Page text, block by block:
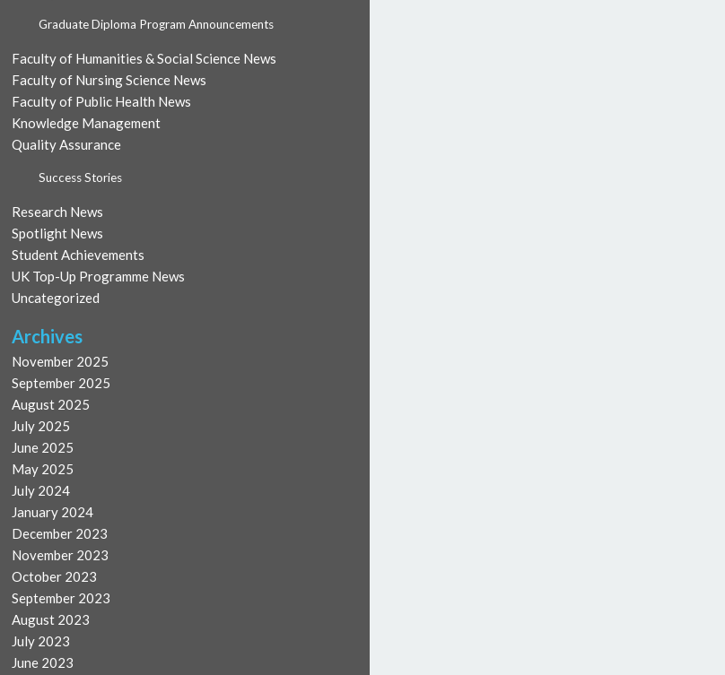
Graduate Diploma Program Announcements
Faculty of Humanities & Social Science News
Faculty of Nursing Science News
Faculty of Public Health News
Knowledge Management
Quality Assurance
Success Stories
Research News
Spotlight News
Student Achievements
UK Top-Up Programme News
Uncategorized
Archives
November 2025
September 2025
August 2025
July 2025
June 2025
May 2025
July 2024
January 2024
December 2023
November 2023
October 2023
September 2023
August 2023
July 2023
June 2023